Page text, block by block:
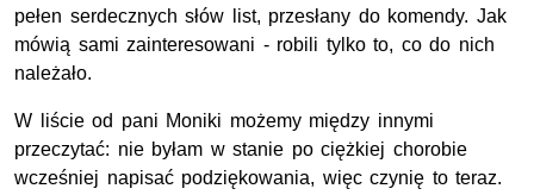
pełen serdecznych słów list, przesłany do komendy. Jak
mówią sami zainteresowani - robili tylko to, co do nich
należało.
W liście od pani Moniki możemy między innymi
przeczytać: nie byłam w stanie po ciężkiej chorobie
wcześniej napisać podziękowania, więc czynię to teraz.